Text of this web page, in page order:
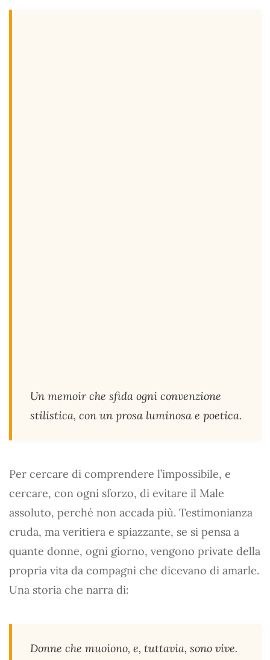
Un memoir che sfida ogni convenzione
stilistica, con un prosa luminosa e poetica.
Per cercare di comprendere l’impossibile, e
cercare, con ogni sforzo, di evitare il Male
assoluto, perché non accada più. Testimonianza
cruda, ma veritiera e spiazzante, se si pensa a
quante donne, ogni giorno, vengono private della
propria vita da compagni che dicevano di amarle.
Una storia che narra di:
Donne che muoiono, e, tuttavia, sono vive.